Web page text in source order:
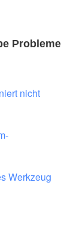
Probleme
nicht
Werkzeug